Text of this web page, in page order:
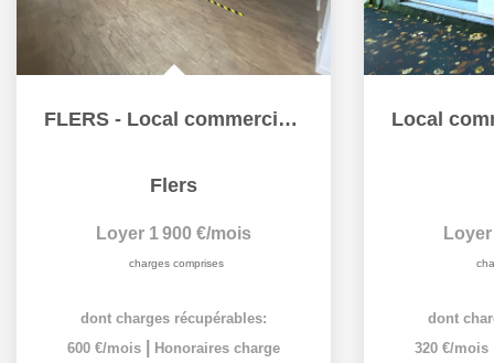
FLERS - Local commercial de 190 m²
Flers
Loyer 1 900 €/mois
charges comprises
dont charges récupérables:
600 €/mois
Honoraires charge
dont
320 €/mois